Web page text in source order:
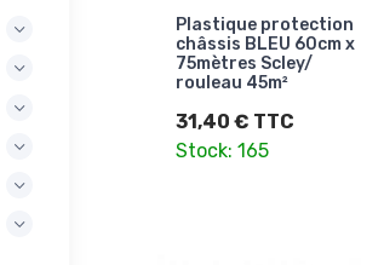
Plastique protection
châssis BLEU 60cm x
75mètres Scley/
rouleau 45m²
31,40 € TTC
Stock: 165